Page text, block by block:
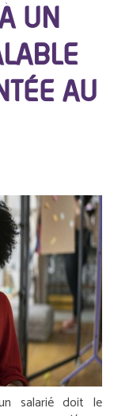
UN
AU
salarié doit le